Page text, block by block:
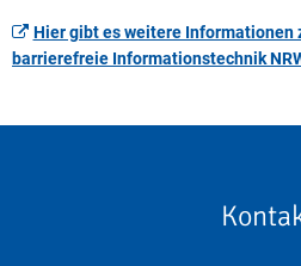
Hier gibt es weitere Informationen
barrierefreie Informationstechnik